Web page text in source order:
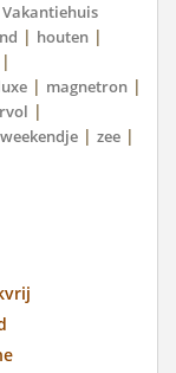
Vakantiehuis
| houten |
|
| magnetron |
|
weekendje | zee |